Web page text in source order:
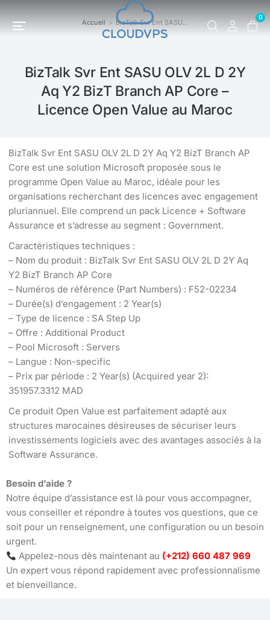
0
Vous êtes ici : Accueil BizTalk Svr Ent SASU…
BizTalk Svr Ent SASU OLV 2L D 2Y
Aq Y2 BizT Branch AP Core –
Licence Open Value au Maroc
BizTalk Svr Ent SASU OLV 2L D 2Y Aq Y2 BizT Branch AP
Core est une solution Microsoft proposée sous le
programme Open Value au Maroc, idéale pour les
organisations recherchant des licences avec engagement
pluriannuel. Elle comprend un pack Licence + Software
Assurance et s’adresse au segment : Government.
Caractéristiques techniques :
– Nom du produit : BizTalk Svr Ent SASU OLV 2L D 2Y Aq
Y2 BizT Branch AP Core
– Numéros de référence (Part Numbers) : F52-02234
– Durée(s) d’engagement : 2 Year(s)
– Type de licence : SA Step Up
– Offre : Additional Product
– Pool Microsoft : Servers
– Langue : Non-specific
– Prix par période : 2 Year(s) (Acquired year 2):
351957.3312 MAD
Ce produit Open Value est parfaitement adapté aux
structures marocaines désireuses de sécuriser leurs
investissements logiciels avec des avantages associés à la
Software Assurance.
Besoin d’aide ?
Notre équipe d’assistance est là pour vous accompagner,
vous conseiller et répondre à toutes vos questions, que ce
soit pour un renseignement, une configuration ou un besoin
urgent.
Appelez-nous dès maintenant au (+212) 660 487 969
Un expert vous répond rapidement avec professionnalisme
et bienveillance.